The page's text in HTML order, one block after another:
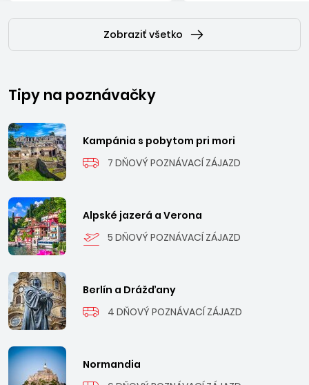
Zobraziť všetko
Tipy na poznávačky
Kampánia s pobytom pri mori
7 DŇOVÝ POZNÁVACÍ ZÁJAZD
Alpské jazerá a Verona
5 DŇOVÝ POZNÁVACÍ ZÁJAZD
Berlín a Drážďany
4 DŇOVÝ POZNÁVACÍ ZÁJAZD
Normandia